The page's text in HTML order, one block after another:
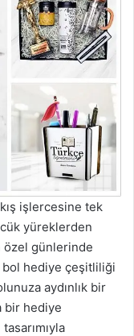
işlercesine tek
yüreklerden
özel günlerinde
bol hediye çeşitliliği
aydınlık bir
bir hediye